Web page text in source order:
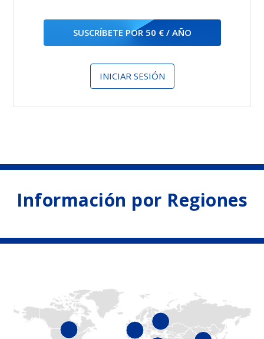
SUSCRÍBETE POR 50 € / AÑO
INICIAR SESIÓN
Información por Regiones